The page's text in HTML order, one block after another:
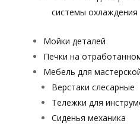
системы охлаждения
Мойки деталей
Печки на
Мебель для
Верстаки слесарные
Тележки для
Сиденья механика